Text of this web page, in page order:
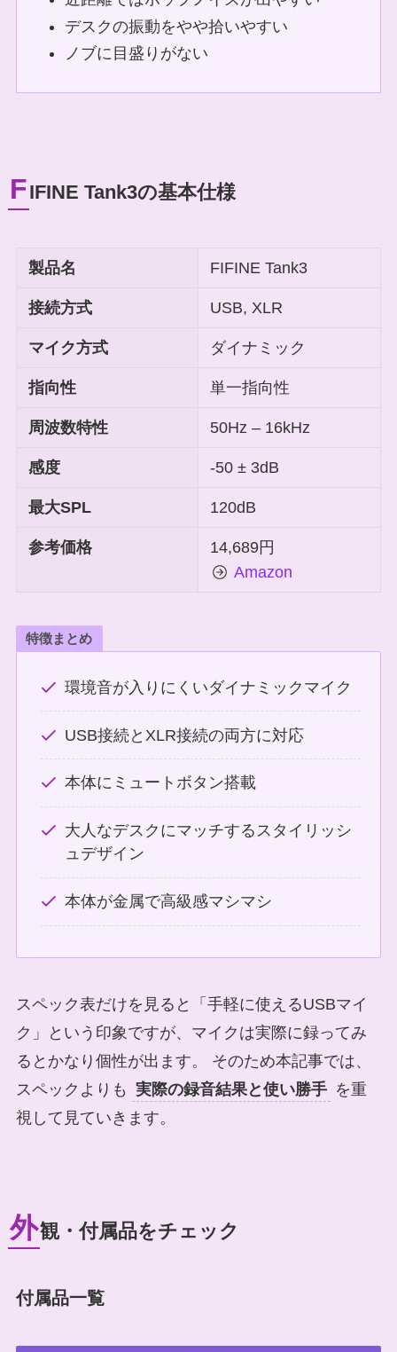
デスクの振動をやや拾いやすい
ノブに目盛りがない
F IFINE Tank3の基本仕様
製品名 FIFINE Tank3
接続方式 USB, XLR
マイク方式 ダイナミック
指向性 単一指向性
周波数特性 50Hz – 16kHz
感度 -50 ± 3dB
最大SPL 120dB
参考価格
14,689円
Amazon
特徴まとめ
環境音が入りにくいダイナミックマイク
USB接続とXLR接続の両方に対応
本体にミュートボタン搭載
大人なデスクにマッチするスタイリッシ
ュデザイン
本体が金属で高級感マシマシ
スペック表だけを見ると「手軽に使えるUSBマイ
ク」という印象ですが、マイクは実際に録ってみ
るとかなり個性が出ます。 そのため本記事では、
スペックよりも 実際の録音結果と使い勝手 を重
視して見ていきます。
外観・付属品をチェック
付属品一覧